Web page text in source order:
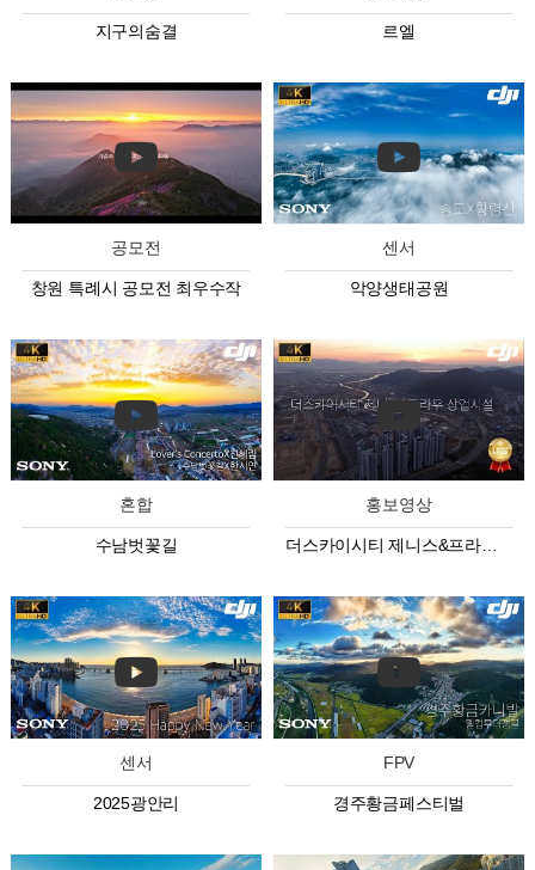
지구의숨결 르엘
공모전
창원 특례시 공모전 최우수작
센서
악양생태공원
혼합
수남벗꽃길
홍보영상
더스카이시티 제니스&프라우 상업시설
센서
2025광안리
FPV
경주황금페스티벌